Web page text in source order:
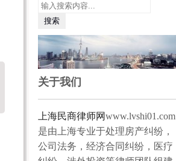
关于我们
上海民商律师网www.lvshi01.com
是由上海专业于处理房产纠纷，
公司法务，经济合同纠纷，医疗